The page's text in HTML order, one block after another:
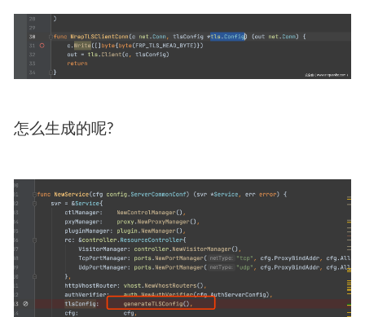
怎么生成的呢?